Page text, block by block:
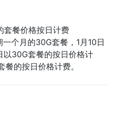
套餐价格按日计费
个月的30G套餐，1月10日
以30G套餐的按日价格计
的按日价格计费。